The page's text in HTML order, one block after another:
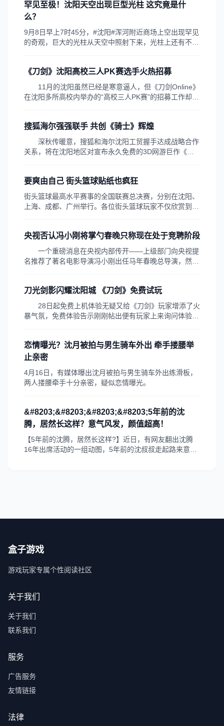
分析是海市蜃楼…气象专家称出现这种现象主要有两个因
素：一是当天上空云层覆盖，刚好局部较薄，阳光投射出
云，中间这块的水汽经过阳光照射，就好像雾状的而且呈
现一条亮白色光带。
罕见至极！沈阳天空出现巨型光柱 这究竟是什
么？
9月8日早上7时45分，#沈阳#浑河附近商场上空出现罕见
的奇观，巨大的光柱从天空中照射下来，光柱上还有不少
分析是海市蜃楼…气象专家称出现这种现象主要有两个因
素：一是当天上空云层覆盖，刚好局部较薄，阳光投射出
来，看起来光的强度就显得较强;二是水汽大，周围都是
云，中间这块的水汽经过阳光照射，就好像雾状的而且呈
《刀剑》沈阳高校三人PK赛选手火热招募
11月的沈阳虽然已经是寒意逼人，但《刀剑Online》
在沈阳多所高校内举办的“高校三人PK赛”的招募工作却仍
骨干全部出动，在人流量最大的地方张贴了大赛海报和
POP手绘，进行了大量的“高校三人PK赛...
搜狐海尔强强联手 共创《骑士》辉煌
深秋传暖意，搜狐和海尔沈阳工贸握手达成战略合作
关系，将在沈阳地区对宣布永久免费的3D网游巨作《骑
强强联手、《骑士Online》优秀的游戏品质，定能创造出
更加辉煌的战绩。 本次推广活动第一轮...
要爽由自己 街头篮球贴纸也疯狂
街头篮球最高水平赛事的全国联赛总决赛，分别在沈阳、
上海、成都、广州举行。各位街头篮球玩家不仅欣赏到精
揣街头篮球手机擦，街头篮球贴纸，街头篮球全彩攻略手
册等礼品前往会场各个角落，进行采访。MM听说礼品
中...
央视否认冯小刚将掌勺春晚只称现在处于竞聘阶段
一个重磅消息在央视内部传开——上级部门向央视提
名推荐了著名电影导演冯小刚出任马年春晚总导演，然后
士处了解到，目前9位参与竞标的导演都未接到走马上任
的通知。 从目前的情况来...
刀光剑影闪耀沈阳城 《刀剑》免费试玩
28日起免费上机体验无疑又给《刀剑》玩家增添了火
暴气氛，免费体验告示刚刚帖出便有玩家上来询问体验具
刀剑游戏的热情如这火热的夏季一样，在沈阳的都市里繁
衍不息。
恋情曝光？沈月被拍与男生骑车外出 牵手搂腰举
止亲密
4月16日，有媒体曝出沈月被拍与男生骑车外出练滑板，
两人搂腰牵手十分亲密，疑似恋情曝光。
&#8203;&#8203;&#8203;&#8203;5年前的沈
腾，居然长这样？意气风发，颜值超高！
【5年前的沈腾，居然长这样?】近日，有网友翻出沈腾
16年出席活动的一组动图，5年前的沈叔叔走起路来意气
盒子游戏
游戏玩家专属个性阅读社区
关于我们
关于我们
联系我们
服务
广告服务
友情链接
法律